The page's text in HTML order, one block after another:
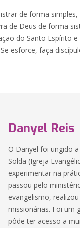
de forma simples,
de Deus de forma
do Santo Espírito e
esforce, faça
Danyel Reis
O Danyel foi ungido
Solda (Igreja
experimentar na
passou pelo
evangelismo,
missionárias. Foi um
pôde ter acesso a